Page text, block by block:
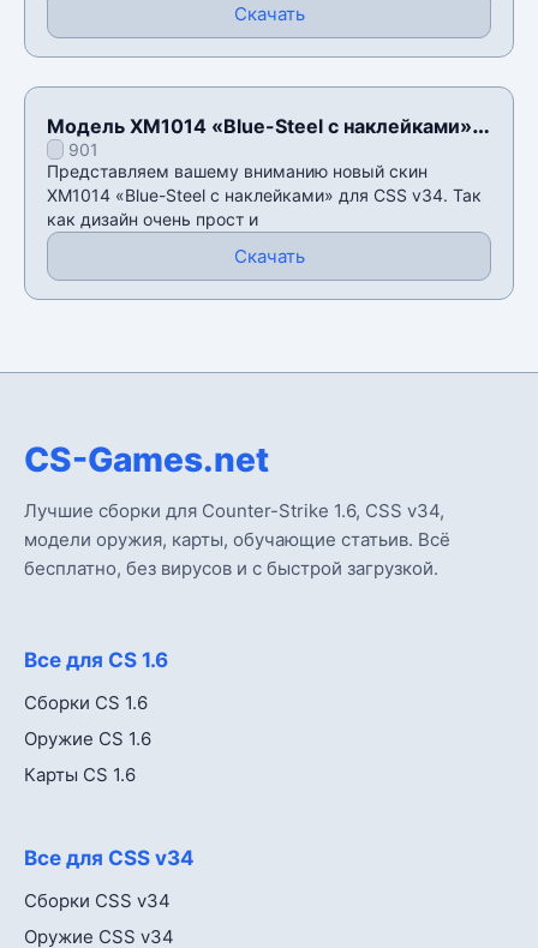
Скачать
Модель XM1014 «Blue-Steel с наклейками»
для CSS v34
901
Представляем вашему вниманию новый скин
XM1014 «Blue-Steel с наклейками» для CSS v34. Так
как дизайн очень прост и
Скачать
CS-Games.net
Лучшие сборки для Counter-Strike 1.6, CSS v34,
модели оружия, карты, обучающие статьив. Всё
бесплатно, без вирусов и с быстрой загрузкой.
Все для CS 1.6
Сборки CS 1.6
Оружие CS 1.6
Карты CS 1.6
Все для CSS v34
Сборки CSS v34
Оружие CSS v34